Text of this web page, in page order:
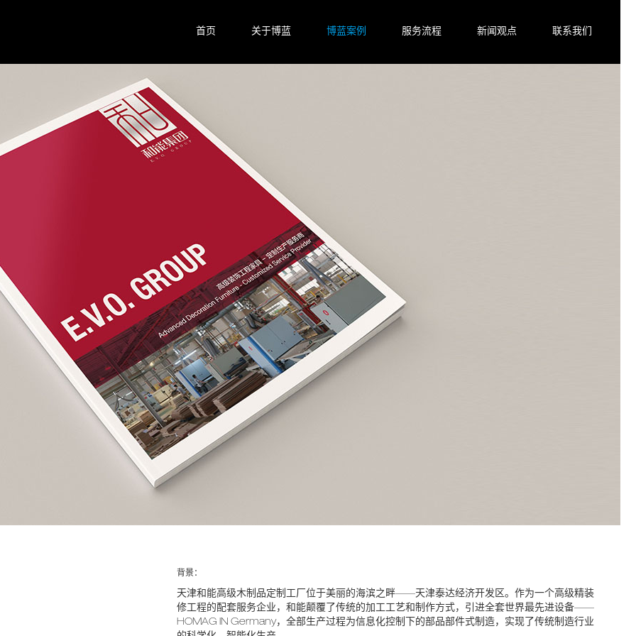
首页 关于博蓝 博蓝案例 服务流程 新闻观点 联系我们
背景：
天津和能高级木制品定制工厂位于美丽的海滨之畔——天津泰达经济开发区。作为一个高级精装
修工程的配套服务企业，和能颠覆了传统的加工工艺和制作方式，引进全套世界最先进设备——
HOMAG IN Germany，全部生产过程为信息化控制下的部品部件式制造，实现了传统制造行业